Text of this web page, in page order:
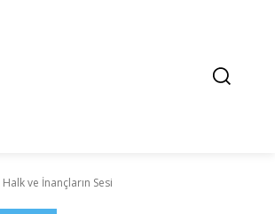
Halk ve İnançların Sesi